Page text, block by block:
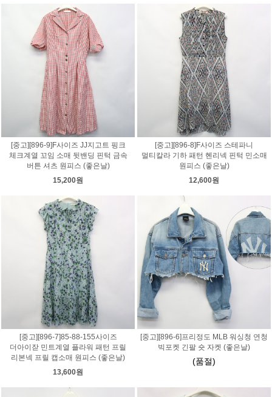
[중고][896-9]F사이즈 JJ지고트 핑크
체크계열 꼬임 소매 뒷밴딩 핀턱 금속
버튼 셔츠 원피스 (좋은날)
15,200원
[중고][896-8]F사이즈 스테파니
멀티칼라 기하 패턴 헨리넥 핀턱 민소매
원피스 (좋은날)
12,600원
[중고][896-7]85-88-155사이즈
더아이잗 민트계열 플라워 패턴 프릴
리본넥 프릴 캡소매 원피스 (좋은날)
13,600원
[중고][896-6]프리정도 MLB 워싱청 연청
빅포켓 긴팔 숏 자켓 (좋은날)
(품절)